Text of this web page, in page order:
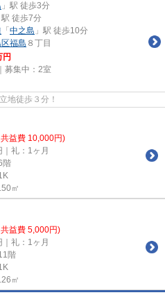
」駅 徒歩3分
駅 徒歩7分
「 中之島 」駅 徒歩10分
福島 ８丁目
円
募集中： 2室
地徒歩３分！
益費 10,000円)
｜礼：1ヶ月
階
㎡
益費 5,000円)
｜礼：1ヶ月
階
㎡